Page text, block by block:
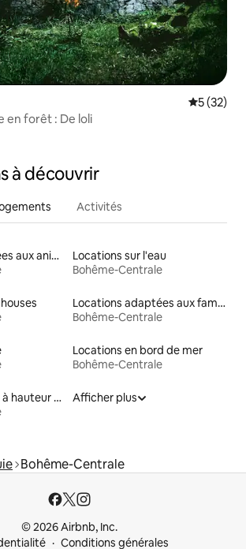
5 (32)
en forêt : De loli
à découvrir
Activités
Locations adaptées aux animaux
Locations sur l'eau
Bohême-Centrale
Locations adaptées aux familles
Bohême-Centrale
Locations en bord de mer
Bohême-Centrale
Locations avec lit à hauteur adaptée
Afficher plus
Bohême-Centrale
© 2026 Airbnb, Inc.
Conditions générales